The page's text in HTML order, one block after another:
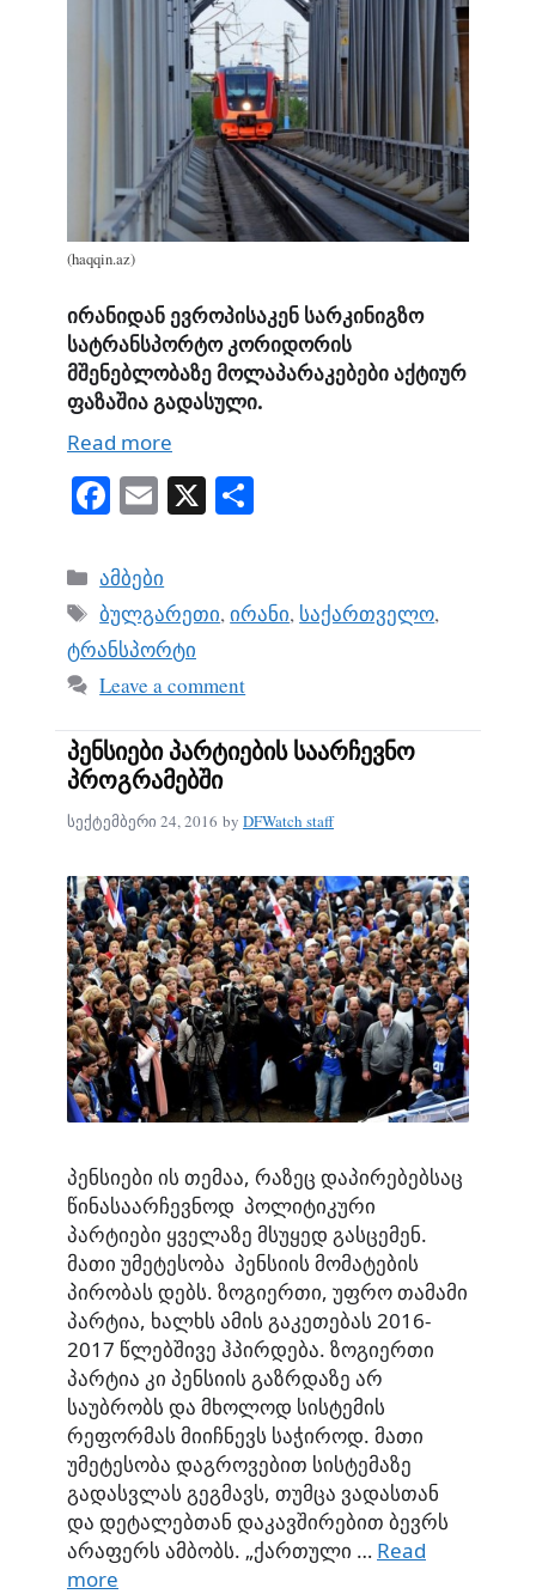
(haqqin.az)
ირანიდან ევროპისაკენ სარკინიგზო
სატრანსპორტო კორიდორის
მშენებლობაზე მოლაპარაკებები აქტიურ
ფაზაშია გადასული.
Read more
Fa
bo
ok
E
ail
X
Categories
ამბები
Tags
ბულგარეთი,ირანი, საქართველო,
ტრანსპორტი
Leave a comment
პენსიები პარტიების საარჩევნო
პროგრამებში
სექტემბერი 24, 2016 by DFWatch staff
პენსიები ის თემაა, რაზეც დაპირებებსაც
წინასაარჩევნოდ პოლიტიკური
პარტიები ყველაზე მსუყედ გასცემენ.
მათი უმეტესობა პენსიის მომატების
პირობას დებს. ზოგიერთი, უფრო თამამი
პარტია, ხალხს ამის გაკეთებას 2016-
2017 წლებშივე ჰპირდება. ზოგიერთი
პარტია კი პენსიის გაზრდაზე არ
საუბრობს და მხოლოდ სისტემის
რეფორმას მიიჩნევს საჭიროდ. მათი
უმეტესობა დაგროვებით სისტემაზე
გადასვლას გეგმავს, თუმცა ვადასთან
და დეტალებთან დაკავშირებით ბევრს
არაფერს ამბობს. „ქართული … Read
more